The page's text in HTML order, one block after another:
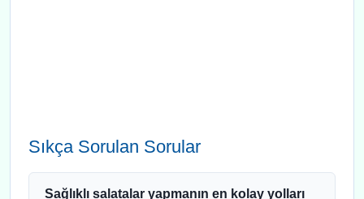
Sıkça Sorulan Sorular
Sağlıklı salatalar yapmanın en kolay yolları